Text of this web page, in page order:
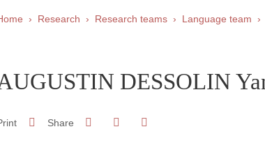
Research Research teams Language team
SidebarDESSOLIN
Share Share on Facebook
Share on LinkedIn